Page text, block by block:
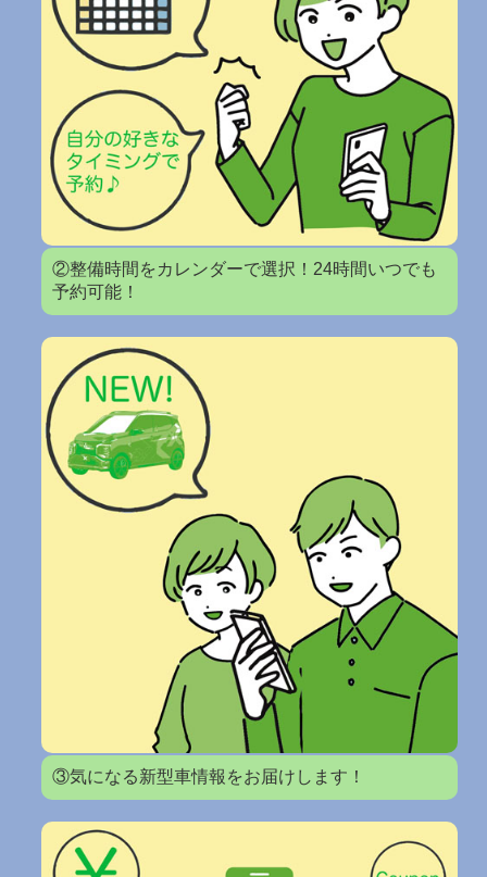
②整備時間をカレンダーで選択！24時間いつでも
予約可能！
③気になる新型車情報をお届けします！